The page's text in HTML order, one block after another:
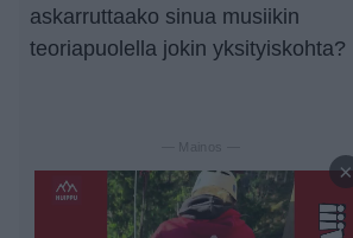
askarruttaako sinua musiikin
teoriapuolella jokin yksityiskohta?
×